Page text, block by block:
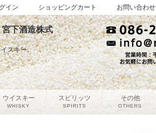
下酒造株式
スキー。
ウイスキー
WHISKY
スピリッツ
SPIRITS
その他
OTHERS
お問い合わせ
ショッピングカート
イン